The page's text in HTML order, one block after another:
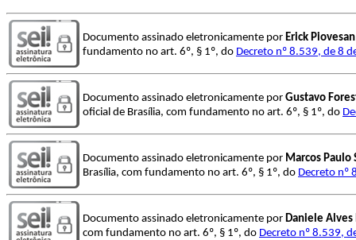
Documento assinado eletronicamente por Erick Piovesan
fundamento no art. 6º, § 1º, do Decreto nº 8.539, de 8
Documento assinado eletronicamente por Gustavo
oficial de Brasília, com fundamento no art. 6º, § 1º, do
Documento assinado eletronicamente por Marcos Paulo
Brasília, com fundamento no art. 6º, § 1º, do Decreto nº
Documento assinado eletronicamente por Daniele Alves
com fundamento no art. 6º, § 1º, do Decreto nº 8.539,